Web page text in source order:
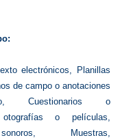
electrónicos, Planillas
de campo o anotaciones
Cuestionarios o
otografías o películas,
Muestras,